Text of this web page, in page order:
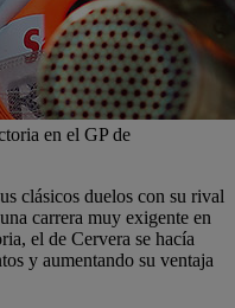
en el GP de
clásicos duelos con su rival
carrera muy exigente en
el de Cervera se hacía
y aumentando su ventaja